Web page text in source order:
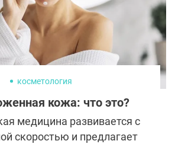
косметология
кожа: что это?
медицина развивается с
скоростью и предлагает